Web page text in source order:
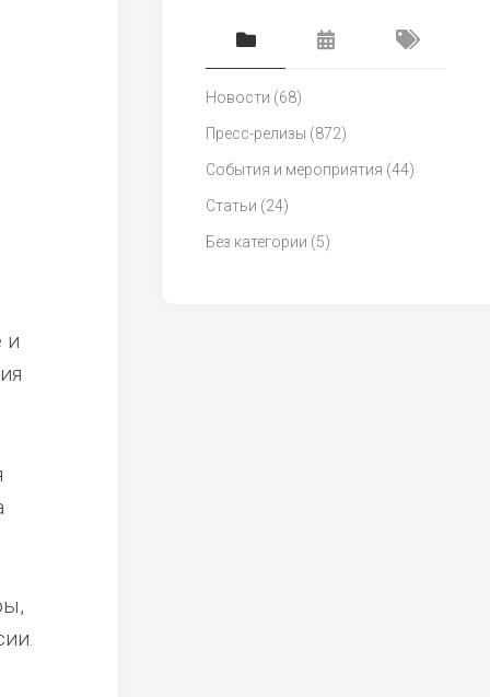
и
Новости (68)
Пресс-релизы (872)
События и мероприятия (44)
Статьи (24)
Без категории (5)